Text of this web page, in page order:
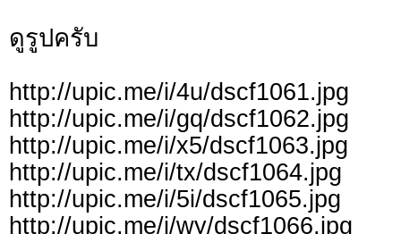
ดูรูปครับ
http://upic.me/i/4u/dscf1061.jpg
http://upic.me/i/gq/dscf1062.jpg
http://upic.me/i/x5/dscf1063.jpg
http://upic.me/i/tx/dscf1064.jpg
http://upic.me/i/5i/dscf1065.jpg
http://upic.me/i/wy/dscf1066.jpg